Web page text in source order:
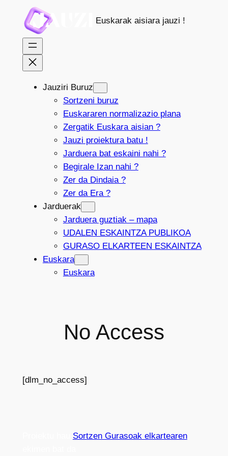
edukira
Euskarak aisiara jauzi !
Jauziri Buruz
Sortzeni buruz
Euskararen normalizazio plana
Zergatik Euskara aisian ?
Jauzi proiektura batu !
Jarduera bat eskaini nahi ?
Begirale Izan nahi ?
Zer da Dindaia ?
Zer da Era ?
Jarduerak
Jarduera guztiak – mapa
UDALEN ESKAINTZA PUBLIKOA
GURASO ELKARTEEN ESKAINTZA
Euskara
Euskara
No Access
[dlm_no_access]
Sortzen Gurasoak elkartearen